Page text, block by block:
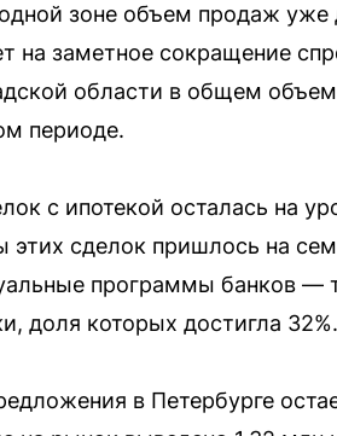
зоне объем продаж уже
на заметное сокращение
области в общем
периоде.
с ипотекой осталась на
этих сделок пришлось на
программы банков —
доля которых достигла 32%.
в Петербурге